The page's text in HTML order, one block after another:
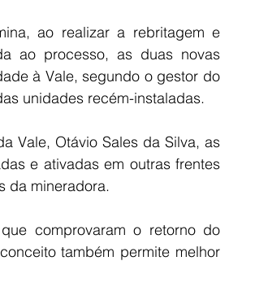
ao realizar a rebritagem e
ao processo, as duas novas
à Vale, segundo o gestor do
unidades recém-instaladas.
Vale, Otávio Sales da Silva, as
e ativadas em outras frentes
da mineradora.
comprovaram o retorno do
também permite melhor